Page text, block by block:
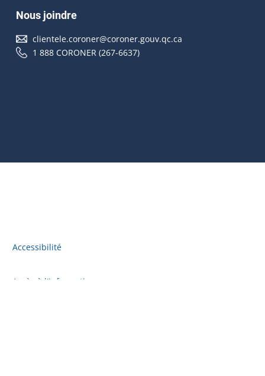
Nous joindre
clientele.coroner@coroner.gouv.qc.ca
1 888 CORONER (267-6637)
Accessibilité
Accès à l'information